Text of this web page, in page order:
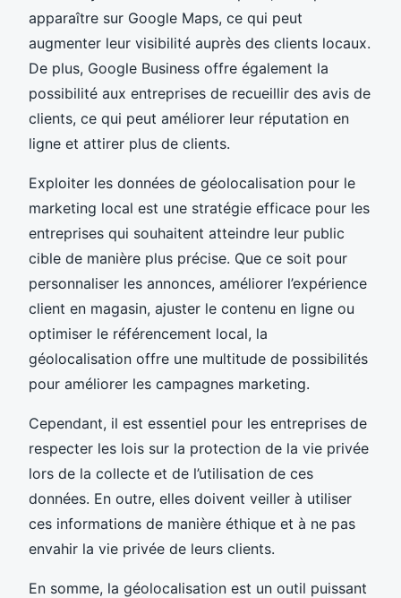
apparaître sur Google Maps, ce qui peut
augmenter leur visibilité auprès des clients locaux.
De plus, Google Business offre également la
possibilité aux entreprises de recueillir des avis de
clients, ce qui peut améliorer leur réputation en
ligne et attirer plus de clients.
Exploiter les données de géolocalisation pour le
marketing local est une stratégie efficace pour les
entreprises qui souhaitent atteindre leur public
cible de manière plus précise. Que ce soit pour
personnaliser les annonces, améliorer l’expérience
client en magasin, ajuster le contenu en ligne ou
optimiser le référencement local, la
géolocalisation offre une multitude de possibilités
pour améliorer les campagnes marketing.
Cependant, il est essentiel pour les entreprises de
respecter les lois sur la protection de la vie privée
lors de la collecte et de l’utilisation de ces
données. En outre, elles doivent veiller à utiliser
ces informations de manière éthique et à ne pas
envahir la vie privée de leurs clients.
En somme, la géolocalisation est un outil puissant